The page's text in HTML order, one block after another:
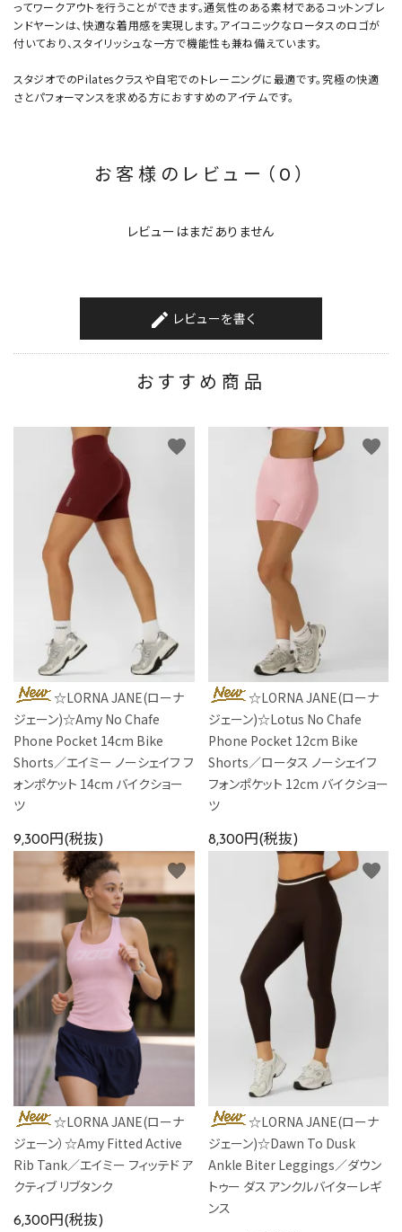
ってワークアウトを行うことができます。通気性のある素材であるコットンブレ
ンドヤーンは、快適な着用感を実現します。アイコニックなロータスのロゴが
付いており、スタイリッシュな一方で機能性も兼ね備えています。
スタジオでのPilatesクラスや自宅でのトレーニングに最適です。究極の快適
さとパフォーマンスを求める方におすすめのアイテムです。
お客様のレビュー（0）
レビューはまだありません
create レビューを書く
おすすめ商品
☆LORNA JANE(ローナ
ジェーン)☆Amy No Chafe
Phone Pocket 14cm Bike
Shorts／エイミー ノーシェイフ フ
ォンポケット 14cm バイクショー
ツ
9,300円(税抜)
favorite
☆LORNA JANE(ローナ
ジェーン)☆Lotus No Chafe
Phone Pocket 12cm Bike
Shorts／ロータス ノーシェイフ
フォンポケット 12cm バイクショー
ツ
8,300円(税抜)
favorite
☆LORNA JANE(ローナ
ジェーン）☆Amy Fitted Active
Rib Tank／エイミー フィッテド ア
クティブ リブタンク
6,300円(税抜)
favorite
☆LORNA JANE(ローナ
ジェーン)☆Dawn To Dusk
Ankle Biter Leggings／ダウン
トゥー ダス アンクルバイターレギ
ンス
favorite